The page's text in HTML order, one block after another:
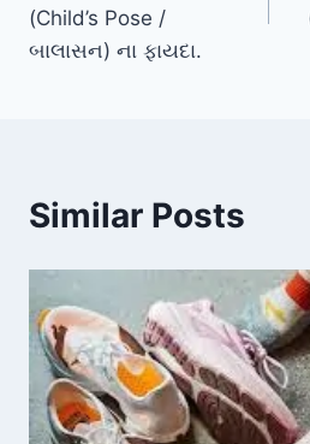
(Child’s Pose /
બાલાસન) ના ફાયદા.
Similar Posts